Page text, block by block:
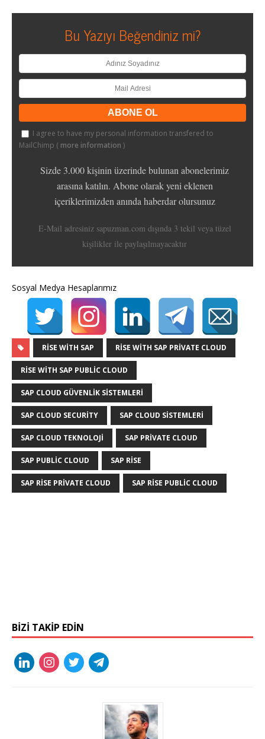
Bu Yazıyı Beğendiniz mi?
I agree to have my personal information transfered to
MailChimp ( more information )
Sizde 3.000 kişinin üzerinde bulunan abonelerimiz
arasına katılın. Abone olarak yeni eklenen
içeriklerimizden anında haberdar olursunuz
E-Mail adresiniz sapuzman.com dışında 3 tekil veya tüzel
kişilikler ile paylaşılmayacaktır
Sosyal Medya Hesaplarımız
RISE WITH SAP RISE WITH SAP PRIVATE CLOUD
RISE WITH SAP PUBLIC CLOUD
SAP CLOUD GÜVENLIK SISTEMLERI
SAP CLOUD SECURITY SAP CLOUD SISTEMLERI
SAP CLOUD TEKNOLOJI SAP PRIVATE CLOUD
SAP PUBLIC CLOUD SAP RISE
SAP RISE PRIVATE CLOUD SAP RISE PUBLIC CLOUD
BIZI TAKIP EDIN